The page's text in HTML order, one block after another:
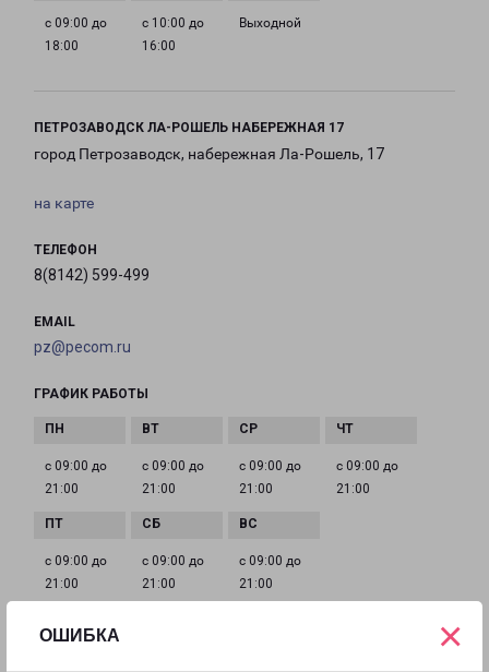
ОШИБКА ×
с 09:00 до
18:00
с 10:00 до
16:00
Выходной
ПЕТРОЗАВОДСК ЛА-РОШЕЛЬ НАБЕРЕЖНАЯ 17
город Петрозаводск, набережная Ла-Рошель, 17
на карте
ТЕЛЕФОН
8(8142) 599-499
EMAIL
pz@pecom.ru
ГРАФИК РАБОТЫ
с 09:00 до
21:00
с 09:00 до
21:00
с 09:00 до
21:00
с 09:00 до
21:00
с 09:00 до
21:00
с 09:00 до
21:00
с 09:00 до
21:00